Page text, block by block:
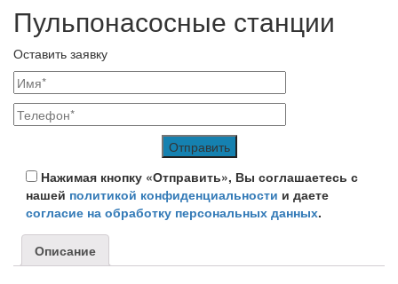
Пульпонасосные станции
Оставить заявку
Нажимая кнопку «Отправить», Вы соглашаетесь с
нашей политикой конфиденциальности и даете
согласие на обработку персональных данных.
Описание